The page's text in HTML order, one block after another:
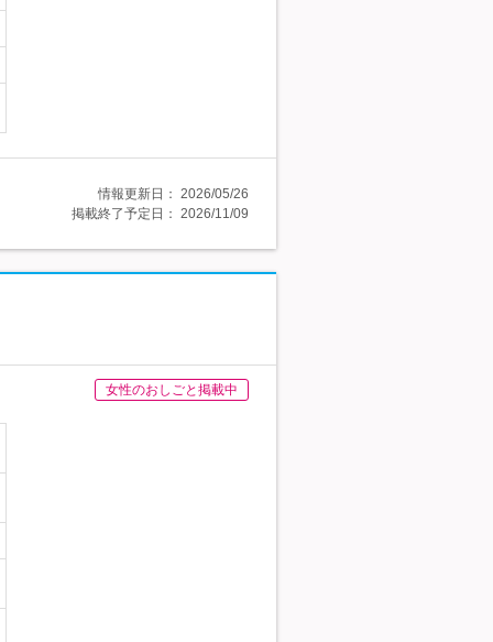
情報更新日： 2026/05/26
掲載終了予定日： 2026/11/09
女性のおしごと掲載中